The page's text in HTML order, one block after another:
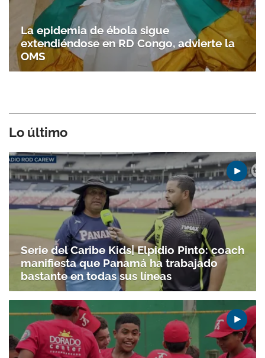
La epidemia de ébola sigue
extendiéndose en RD Congo, advierte la
OMS
Lo último
Serie del Caribe Kids| Elpidio Pinto: coach
manifiesta que Panamá ha trabajado
bastante en todas sus líneas